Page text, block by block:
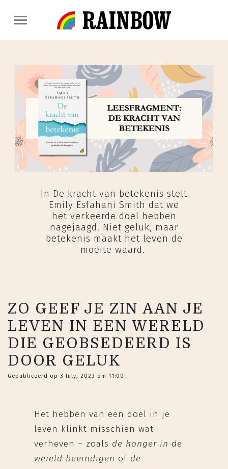
In De kracht van betekenis stelt
Emily Esfahani Smith dat we
het verkeerde doel hebben
nagejaagd. Niet geluk, maar
betekenis maakt het leven de
moeite waard.
ZO GEEF JE ZIN AAN JE
LEVEN IN EEN WERELD
DIE GEOBSEDEERD IS
DOOR GELUK
Gepubliceerd op 3 July, 2023 om 11:00
Het hebben van een doel in je
leven klinkt misschien wat
verheven – zoals de honger in de
wereld beëindigen of de